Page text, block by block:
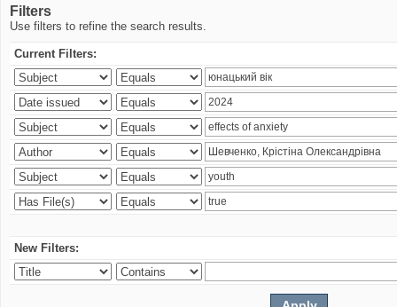
Filters
Use filters to refine the search results.
Current Filters:
New Filters: